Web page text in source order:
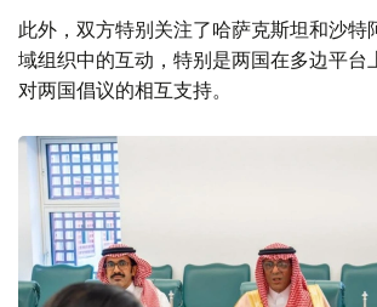
此外，双方特别关注了哈萨克斯坦和沙特
域组织中的互动，特别是两国在多边平台
对两国倡议的相互支持。